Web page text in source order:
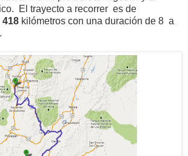
El trayecto a recorrer es de
418 kilómetros con una duración de 8 a